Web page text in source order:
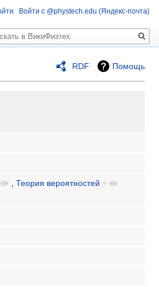
RDF Помощь
,Теория вероятностей +
Войти с @phystech.edu (Яндекс-почта)